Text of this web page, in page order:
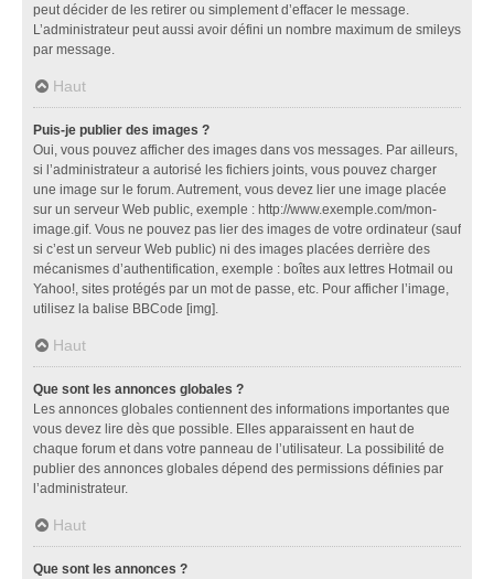
peut décider de les retirer ou simplement d’effacer le message.
L’administrateur peut aussi avoir défini un nombre maximum de smileys
par message.
Haut
Puis-je publier des images ?
Oui, vous pouvez afficher des images dans vos messages. Par ailleurs,
si l’administrateur a autorisé les fichiers joints, vous pouvez charger
une image sur le forum. Autrement, vous devez lier une image placée
sur un serveur Web public, exemple : http://www.exemple.com/mon-
image.gif. Vous ne pouvez pas lier des images de votre ordinateur (sauf
si c’est un serveur Web public) ni des images placées derrière des
mécanismes d’authentification, exemple : boîtes aux lettres Hotmail ou
Yahoo!, sites protégés par un mot de passe, etc. Pour afficher l’image,
utilisez la balise BBCode [img].
Haut
Que sont les annonces globales ?
Les annonces globales contiennent des informations importantes que
vous devez lire dès que possible. Elles apparaissent en haut de
chaque forum et dans votre panneau de l’utilisateur. La possibilité de
publier des annonces globales dépend des permissions définies par
l’administrateur.
Haut
Que sont les annonces ?